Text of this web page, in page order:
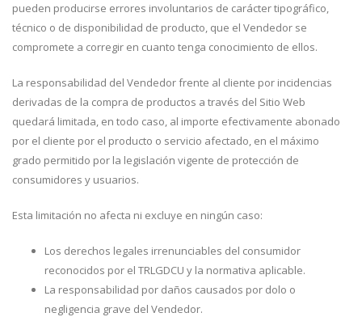
pueden producirse errores involuntarios de carácter tipográfico,
técnico o de disponibilidad de producto, que el Vendedor se
compromete a corregir en cuanto tenga conocimiento de ellos.
La responsabilidad del Vendedor frente al cliente por incidencias
derivadas de la compra de productos a través del Sitio Web
quedará limitada, en todo caso, al importe efectivamente abonado
por el cliente por el producto o servicio afectado, en el máximo
grado permitido por la legislación vigente de protección de
consumidores y usuarios.
Esta limitación no afecta ni excluye en ningún caso:
Los derechos legales irrenunciables del consumidor
reconocidos por el TRLGDCU y la normativa aplicable.
La responsabilidad por daños causados por dolo o
negligencia grave del Vendedor.